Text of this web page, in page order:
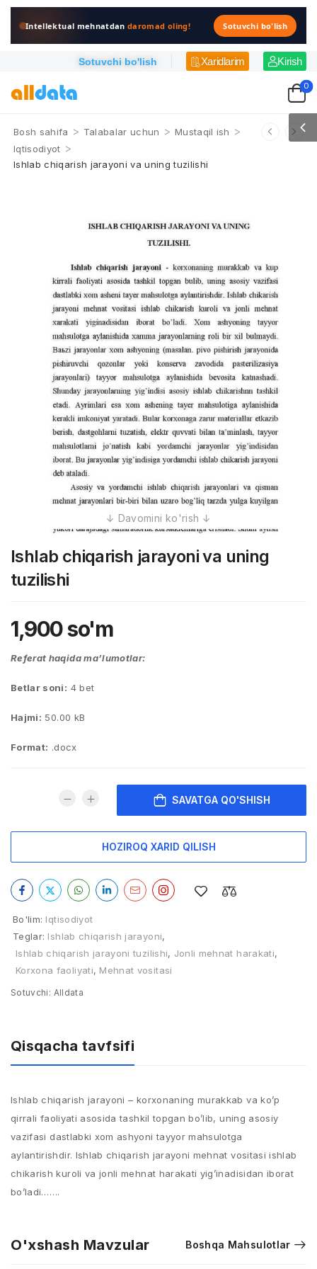
Intellektual mehnatdandaromad oling! Sotuvchi bo'lish
Sotuvchi bo'lish Xaridlarim Kirish
0
Bosh sahifa > Talabalar uchun > Mustaqil ish >
Iqtisodiyot >
Ishlab chiqarish jarayoni va uning tuzilishi
Ishlab chiqarish jarayoni va uning
tuzilishi
1,900so'm
Referat haqida ma’lumotlar:
Betlar soni: 4 bet
Hajmi: 50.00 kB
Format: .docx
SAVATGA QO'SHISH
HOZIROQ XARID QILISH
Bo'lim: Iqtisodiyot
Teglar: Ishlab chiqarish jarayoni,
Ishlab chiqarish jarayoni tuzilishi, Jonli mehnat harakati,
Korxona faoliyati, Mehnat vositasi
Sotuvchi: Alldata
Qisqacha tavfsifi
Ishlab chiqarish jarayoni – korxonaning murakkab va ko’p
qirrali faoliyati asosida tashkil topgan bo’lib, uning asosiy
vazifasi dastlabki xom ashyoni tayyor mahsulotga
aylantirishdir. Ishlab chiqarish jarayoni mehnat vositasi ishlab
chikarish kuroli va jonli mehnat harakati yig’inadisidan iborat
bo’ladi…….
O'xshash Mavzular Boshqa Mahsulotlar